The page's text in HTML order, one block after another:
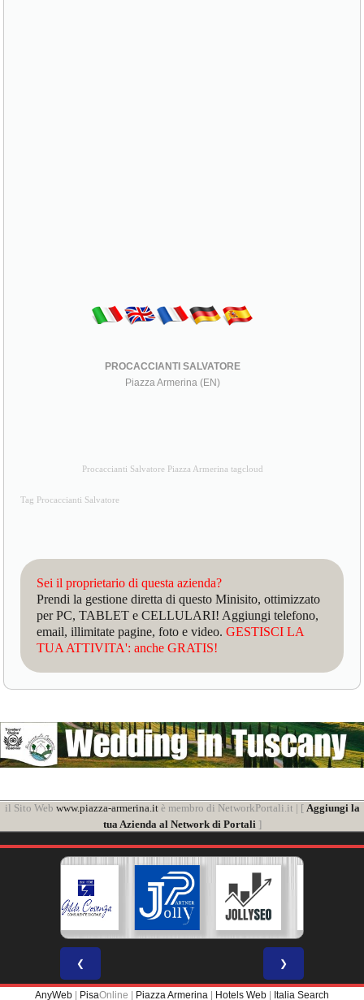
PROCACCIANTI SALVATORE
Piazza Armerina (EN)
Procaccianti Salvatore Piazza Armerina tagcloud
Tag Procaccianti Salvatore
Sei il proprietario di questa azienda?
Prendi la gestione diretta di questo Minisito, ottimizzato
per PC, TABLET e CELLULARI! Aggiungi telefono,
email, illimitate pagine, foto e video.GESTISCI LA
TUA ATTIVITA': anche GRATIS!
il Sito Web www.piazza-armerina.itè membro di NetworkPortali.it | [ Aggiungi la
tua Azienda al Network di Portali ]
❮ ❯
AnyWeb | PisaOnline | Piazza Armerina | Hotels Web | Italia Search